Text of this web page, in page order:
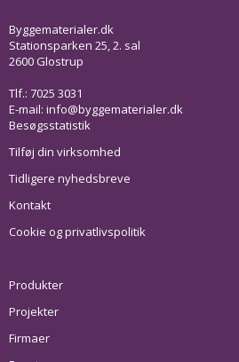
Byggematerialer.dk
Stationsparken 25, 2. sal
2600 Glostrup
Tlf.: 7025 3031
E-mail: info@byggematerialer.dk
Besøgsstatistik
Tilføj din virksomhed
Tidligere nyhedsbreve
Kontakt
Cookie og privatlivspolitik
Produkter
Projekter
Firmaer